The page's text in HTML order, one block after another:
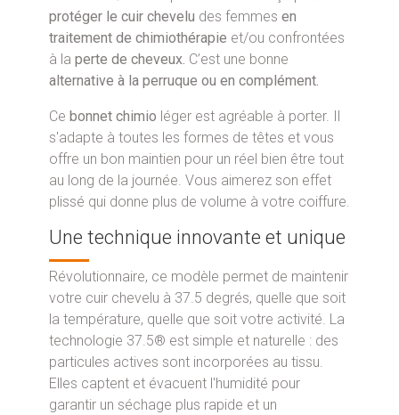
protéger le cuir chevelu des femmes en
traitement de chimiothérapie et/ou confrontées
à la perte de cheveux. C’est une bonne
alternative à la perruque ou en complément.
Ce bonnet chimio léger est agréable à porter. Il
s'adapte à toutes les formes de têtes et vous
offre un bon maintien pour un réel bien être tout
au long de la journée. Vous aimerez son effet
plissé qui donne plus de volume à votre coiffure.
Une technique innovante et unique
Révolutionnaire, ce modèle permet de maintenir
votre cuir chevelu à 37.5 degrés, quelle que soit
la température, quelle que soit votre activité. La
technologie 37.5® est simple et naturelle : des
particules actives sont incorporées au tissu.
Elles captent et évacuent l'humidité pour
garantir un séchage plus rapide et un